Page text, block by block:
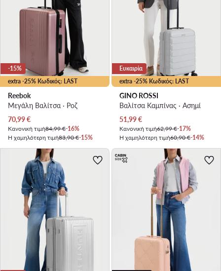
extra -25% Κωδικός: LAST
-15%
Reebok
Μεγάλη Βαλίτσα · Ροζ
Τρέχουσα τιμή
70,99€
Κανονική τιμή84,99 €-16%
Η χαμηλότερη τιμή83,90 €-15%
extra -25% Κωδικός: LAST
Ευκαιρία
GINO ROSSI
Βαλίτσα Καμπίνας · Ασημί
Τρέχουσα τιμή
51,99€
Κανονική τιμή62,99 €-17%
Η χαμηλότερη τιμή60,90 €-14%